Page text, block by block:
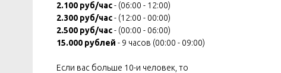
2.100 руб/час- (06:00 - 12:00)
2.300 руб/час- (12:00 - 00:00)
2.500 руб/час- (00:00 - 06:00)
15.000 рублей - 9 часов (00:00 - 09:00)
Если вас больше 10-и человек, то